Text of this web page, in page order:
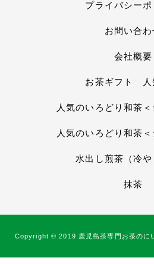
プライバシーポ
お問い合わ
会社概要
お茶ギフト 人
人気のいろどり和茶＜
人気のいろどり和茶＜
水出し煎茶（冷や
抹茶
Copyright © 2019 鹿児島茶専門お茶のに